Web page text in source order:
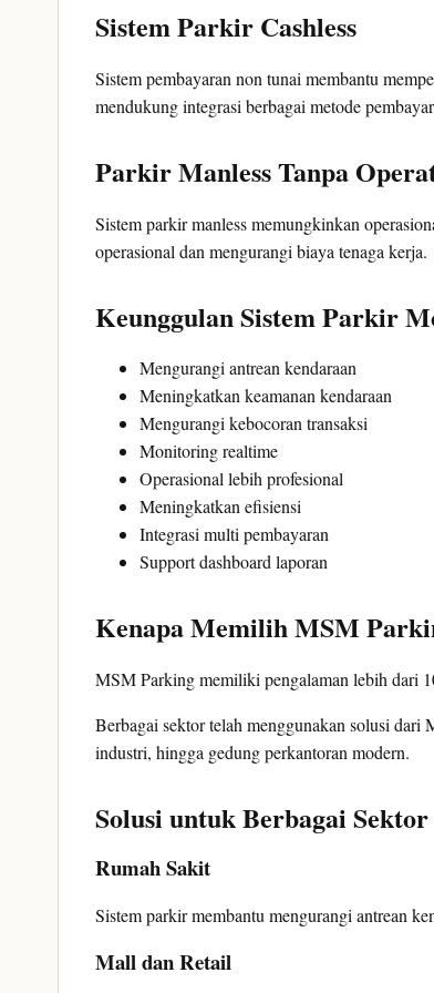
Sistem Parkir Cashless
Sistem pembayaran non tunai membantu
mendukung integrasi berbagai metode
Parkir Manless Tanpa
Sistem parkir manless memungkinkan
operasional dan mengurangi biaya tenaga kerja.
Keunggulan Sistem Parkir
Mengurangi antrean kendaraan
Meningkatkan keamanan kendaraan
Mengurangi kebocoran transaksi
Monitoring realtime
Operasional lebih profesional
Meningkatkan efisiensi
Integrasi multi pembayaran
Support dashboard laporan
Kenapa Memilih MSM
MSM Parking memiliki pengalaman lebih dari
Berbagai sektor telah menggunakan solusi
industri, hingga gedung perkantoran modern.
Solusi untuk Berbagai Sektor
Rumah Sakit
Sistem parkir membantu mengurangi antrean
Mall dan Retail